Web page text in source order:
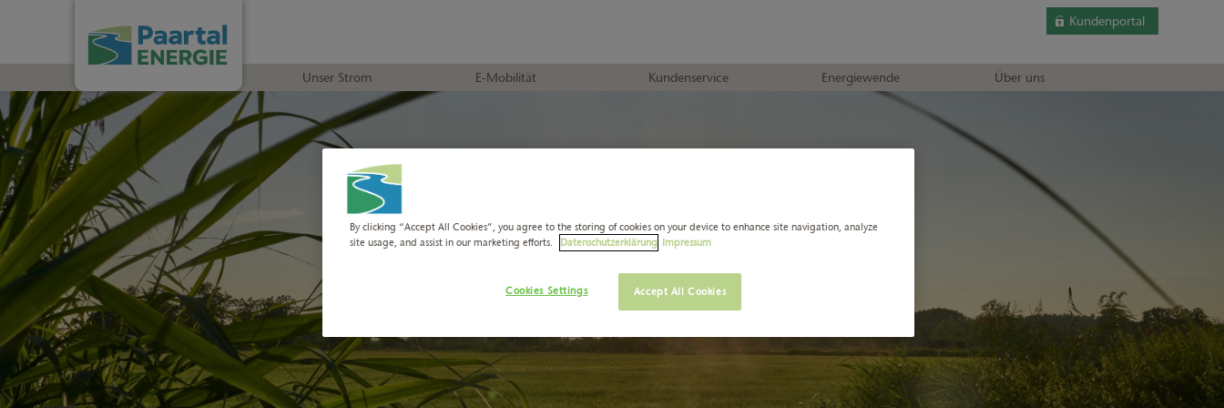
Kundenportal
Unser Strom E-Mobilität Kundenservice Energiewende Über uns
By clicking “Accept All Cookies”, you agree to the storing of cookies on your device to enhance site navigation, analyze
site usage, and assist in our marketing efforts.
Datenschutzerklärung Impressum
Cookies Settings Accept All Cookies